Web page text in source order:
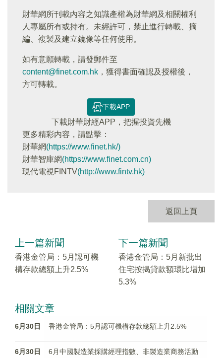
財華網所刊載內容之知識產權為財華網及相關權利
人專屬所有或持有。未經許可，禁止進行轉載、摘
編、複製及建立鏡像等任何使用。
如有意願轉載，請發郵件至
content@finet.com.hk ，獲得書面確認及授權後，
方可轉載。
下載APP
下載財華財經APP，把握投資先機
更多精彩内容，請點擊：
財華網(https://www.finet.hk/)
財華智庫網(https://www.finet.com.cn)
現代電視FINTV(http://www.fintv.hk)
返回上頁
上一篇新聞
香港金管局：5月認可機
構存款總額上升2.5%
下一篇新聞
香港金管局：5月新批出
住宅按揭貸款額環比增加
5.3%
相關文章
6月30日 香港金管局：5月認可機構存款總額上升2.5%
6月30日
6月中國製造業採購經理指數、非製造業商務活動